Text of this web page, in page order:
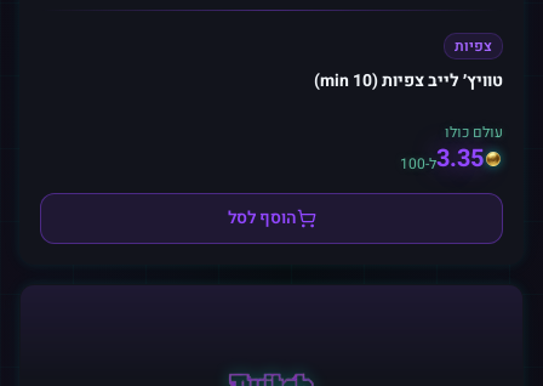
צפיות
טוויץ׳ לייב צפיות (10 min)
עולם כולו
3.35ל-100
הוסף לסל